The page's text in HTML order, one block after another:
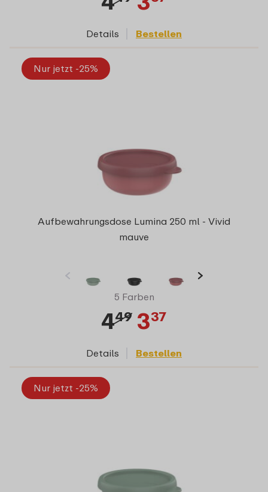
Details Bestellen
Nur jetzt -25%
Aufbewahrungsdose Lumina 250 ml - Vivid
mauve
5 Farben
449 337
Details Bestellen
Nur jetzt -25%